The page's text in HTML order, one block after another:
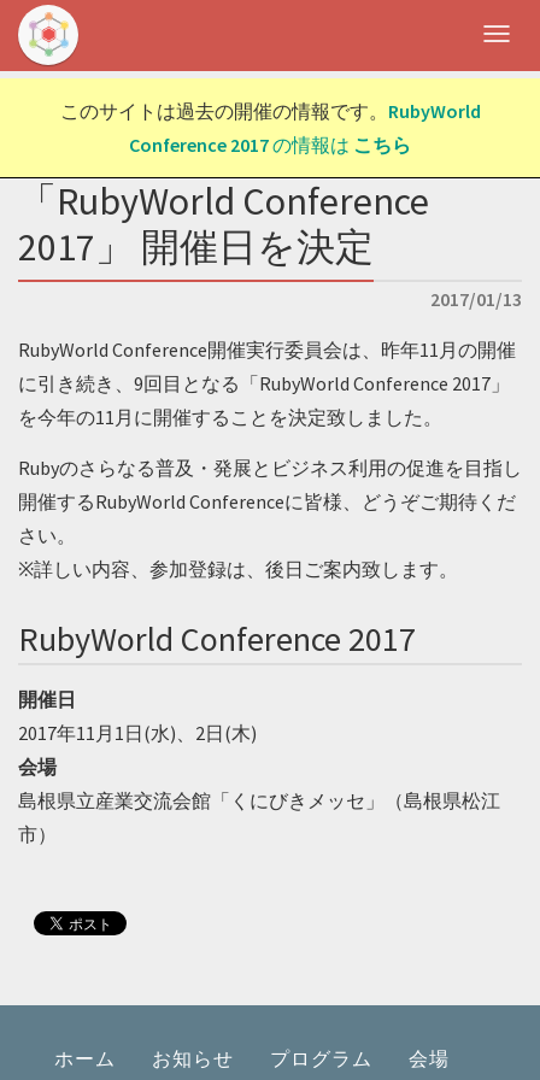
このサイトは過去の開催の情報です。 RubyWorld
Conference 2017の情報は こちら
「RubyWorld Conference
2017」 開催日を決定
2017/01/13
RubyWorld Conference開催実行委員会は、昨年11月の開催
に引き続き、9回目となる「RubyWorld Conference 2017」
を今年の11月に開催することを決定致しました。
Rubyのさらなる普及・発展とビジネス利用の促進を目指し
開催するRubyWorld Conferenceに皆様、どうぞご期待くだ
さい。
※詳しい内容、参加登録は、後日ご案内致します。
RubyWorld Conference 2017
開催日
2017年11月1日(水)、2日(木)
会場
島根県立産業交流会館「くにびきメッセ」（島根県松江
市）
ホーム お知らせ プログラム 会場